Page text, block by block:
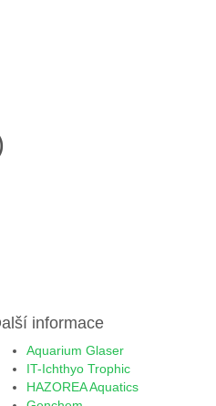
informace
Aquarium Glaser
IT-Ichthyo Trophic
HAZOREA Aquatics